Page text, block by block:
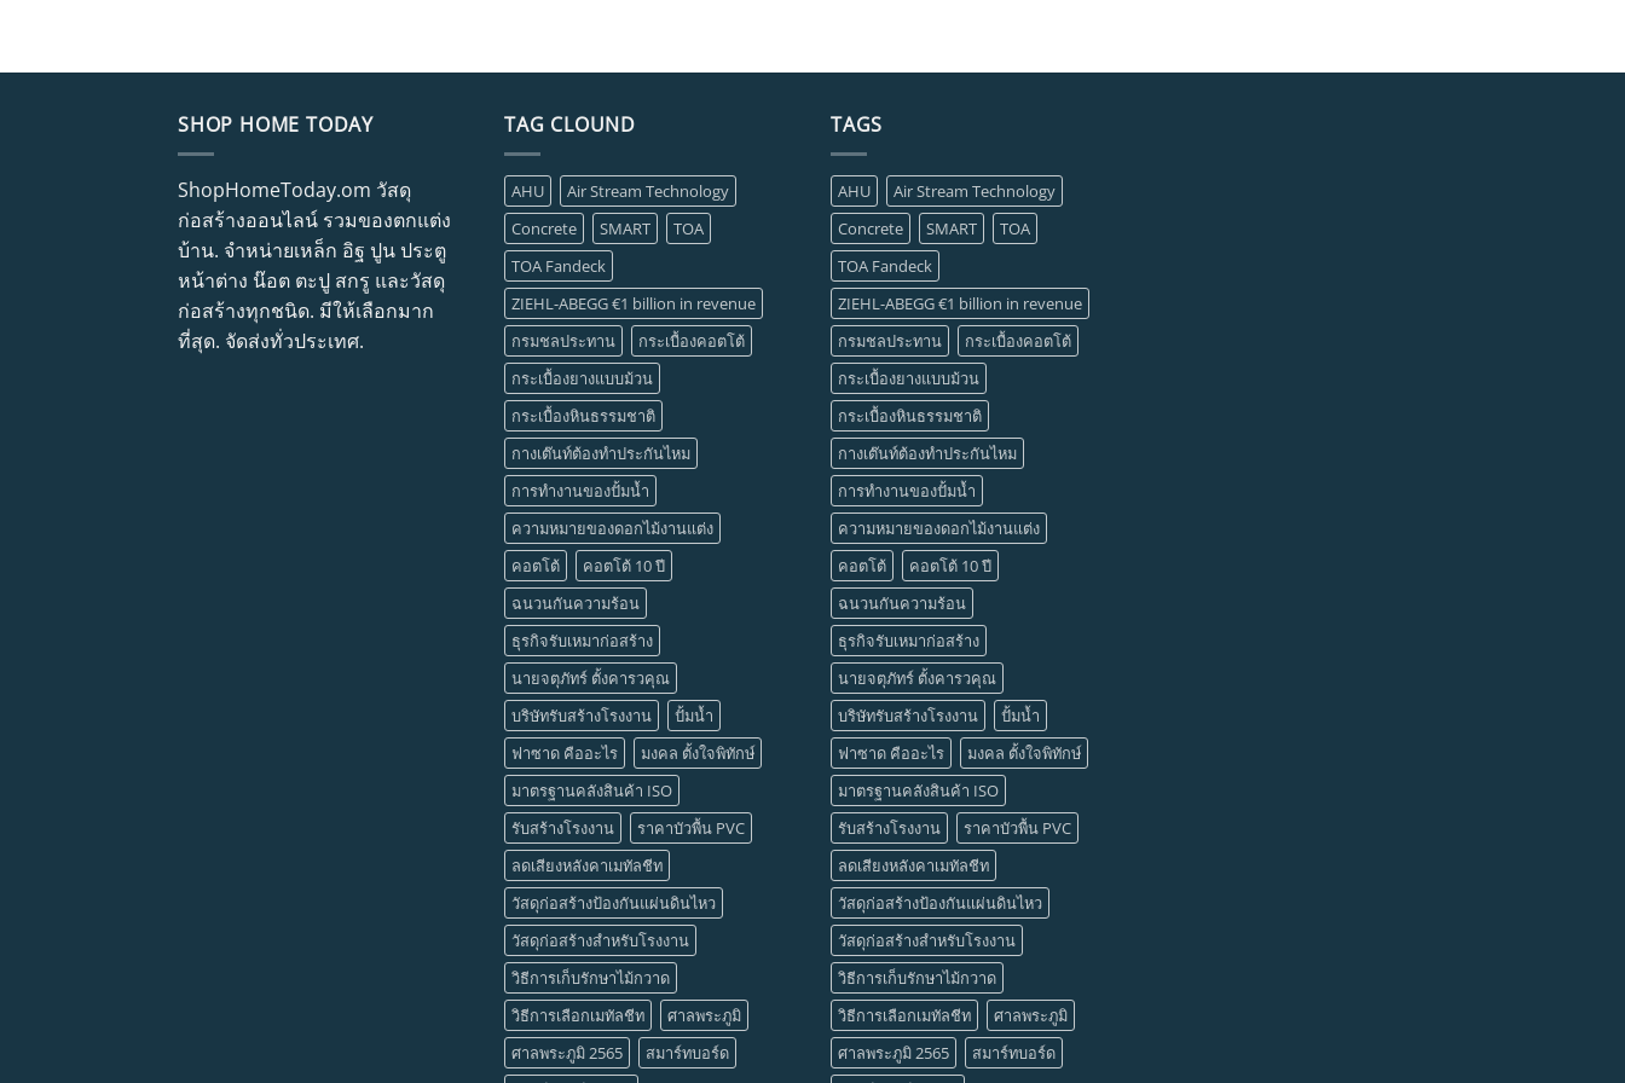
SHOP HOME TODAY
ShopHomeToday.om วัสดุ
ก่อสร้างออนไลน์ รวมของตกแต่ง
บ้าน. จำหน่ายเหล็ก อิฐ ปูน ประตู
หน้าต่าง น๊อต ตะปู สกรู และวัสดุ
ก่อสร้างทุกชนิด. มีให้เลือกมาก
ที่สุด. จัดส่งทั่วประเทศ.
TAG CLOUND
AHU
Air Stream Technology
Concrete
SMART
TOA
TOA Fandeck
ZIEHL-ABEGG €1 billion in revenue
กรมชลประทาน
กระเบื้องคอตโต้
กระเบื้องยางแบบม้วน
กระเบื้องหินธรรมชาติ
กางเต๊นท์ต้องทำประกันไหม
การทำงานของปั้มน้ำ
ความหมายของดอกไม้งานแต่ง
คอตโต้
คอตโต้ 10 ปี
ฉนวนกันความร้อน
ธุรกิจรับเหมาก่อสร้าง
นายจตุภัทร์ ตั้งคารวคุณ
บริษัทรับสร้างโรงงาน
ปั้มน้ำ
ฟาซาด คืออะไร
มงคล ตั้งใจพิทักษ์
มาตรฐานคลังสินค้า ISO
รับสร้างโรงงาน
ราคาบัวพื้น PVC
ลดเสียงหลังคาเมทัลชีท
วัสดุก่อสร้างป้องกันแผ่นดินไหว
วัสดุก่อสร้างสำหรับโรงงาน
วิธีการเก็บรักษาไม้กวาด
วิธีการเลือกเมทัลชีท
ศาลพระภูมิ
ศาลพระภูมิ 2565
สมาร์ทบอร์ด
TAGS
AHU
Air Stream Technology
Concrete
SMART
TOA
TOA Fandeck
ZIEHL-ABEGG €1 billion in revenue
กรมชลประทาน
กระเบื้องคอตโต้
กระเบื้องยางแบบม้วน
กระเบื้องหินธรรมชาติ
กางเต๊นท์ต้องทำประกันไหม
การทำงานของปั้มน้ำ
ความหมายของดอกไม้งานแต่ง
คอตโต้
คอตโต้ 10 ปี
ฉนวนกันความร้อน
ธุรกิจรับเหมาก่อสร้าง
นายจตุภัทร์ ตั้งคารวคุณ
บริษัทรับสร้างโรงงาน
ปั้มน้ำ
ฟาซาด คืออะไร
มงคล ตั้งใจพิทักษ์
มาตรฐานคลังสินค้า ISO
รับสร้างโรงงาน
ราคาบัวพื้น PVC
ลดเสียงหลังคาเมทัลชีท
วัสดุก่อสร้างป้องกันแผ่นดินไหว
วัสดุก่อสร้างสำหรับโรงงาน
วิธีการเก็บรักษาไม้กวาด
วิธีการเลือกเมทัลชีท
ศาลพระภูมิ
ศาลพระภูมิ 2565
สมาร์ทบอร์ด